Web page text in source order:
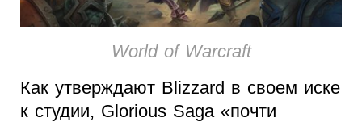
World of Warcraft
Как утверждают Blizzard в своем иске
к студии, Glorious Saga «почти